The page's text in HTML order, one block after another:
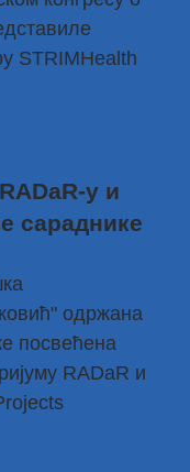
STRIMHealth
у и
сараднике
одржана
посвећена
RADaR и